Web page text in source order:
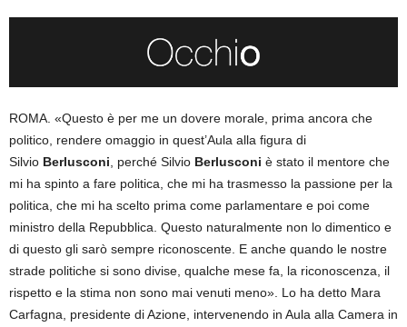
ROMA. «Questo è per me un dovere morale, prima ancora che
politico, rendere omaggio in quest’Aula alla figura di
Silvio Berlusconi , perché Silvio Berlusconi è stato il mentore che
mi ha spinto a fare politica, che mi ha trasmesso la passione per la
politica, che mi ha scelto prima come parlamentare e poi come
ministro della Repubblica. Questo naturalmente non lo dimentico e
di questo gli sarò sempre riconoscente. E anche quando le nostre
strade politiche si sono divise, qualche mese fa, la riconoscenza, il
rispetto e la stima non sono mai venuti meno». Lo ha detto Mara
Carfagna, presidente di Azione, intervenendo in Aula alla Camera in